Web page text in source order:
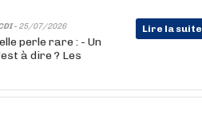
- 25/07/2026 Lire la suite
perle rare : - Un
à dire ? Les